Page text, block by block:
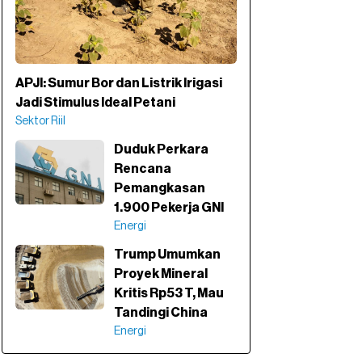
APJI: Sumur Bor dan Listrik Irigasi
Jadi Stimulus Ideal Petani
Sektor Riil
Duduk Perkara
Rencana
Pemangkasan
1.900 Pekerja GNI
Energi
Trump Umumkan
Proyek Mineral
Kritis Rp53 T, Mau
Tandingi China
Energi